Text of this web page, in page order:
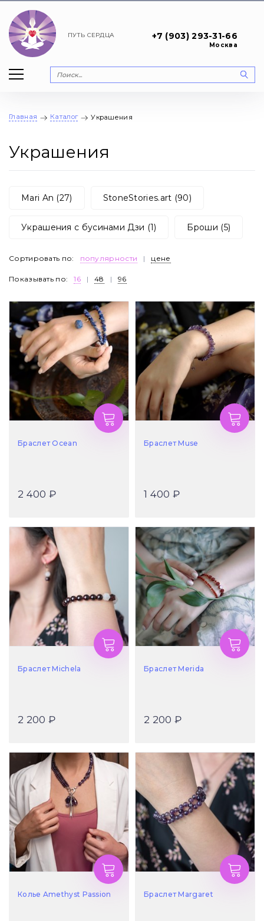
ПУТЬ СЕРДЦА +7 (903) 293-31-66
Москва
Главная Каталог Украшения
Украшения
Mari An (27) StoneStories.art (90)
Украшения с бусинами Дзи (1) Броши (5)
Сортировать по: популярности | цене
Показывать по: 16 | 48 | 96
Браслет Ocean
2 400 ₽
Браслет Muse
1 400 ₽
Браслет Michela
2 200 ₽
Браслет Merida
2 200 ₽
Колье Amethyst Passion Браслет Margaret